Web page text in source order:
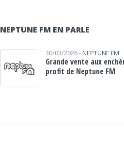
NEPTUNE FM EN PARLE
30/03/2026 - NEPTUNE FM
Grande vente aux
profit de Neptune FM